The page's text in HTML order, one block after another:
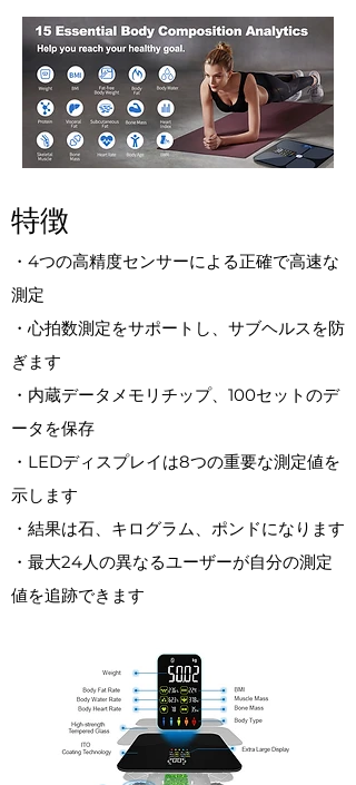
特徴
・4つの高精度センサーによる正確で高速な
測定
・心拍数測定をサポートし、サブヘルスを防
ぎます
・内蔵データメモリチップ、100セットのデ
ータを保存
・LEDディスプレイは8つの重要な測定値を
示します
・結果は石、キログラム、ポンドになります
・最大24人の異なるユーザーが自分の測定
値を追跡できます